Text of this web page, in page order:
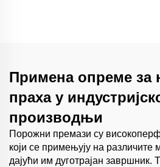
Примена опреме за
праха у
производњи
Порожни премази су
који се примењују на различите
дајући им дуготрајан завршник.